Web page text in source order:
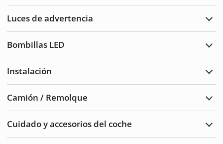
Luces de advertencia
Bombillas LED
Instalación
Camión / Remolque
Cuidado y accesorios del coche